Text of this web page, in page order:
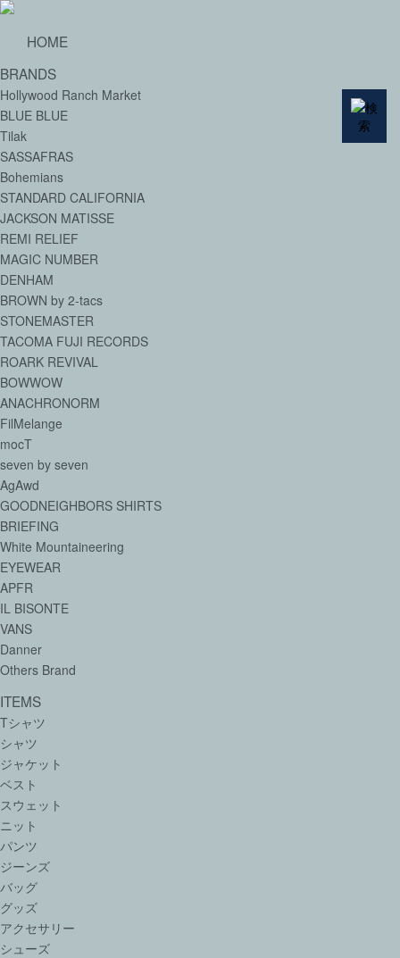
HOME
BRANDS
Hollywood Ranch Market
BLUE BLUE
Tilak
SASSAFRAS
Bohemians
STANDARD CALIFORNIA
JACKSON MATISSE
REMI RELIEF
MAGIC NUMBER
DENHAM
BROWN by 2-tacs
STONEMASTER
TACOMA FUJI RECORDS
ROARK REVIVAL
BOWWOW
ANACHRONORM
FilMelange
mocT
seven by seven
AgAwd
GOODNEIGHBORS SHIRTS
BRIEFING
White Mountaineering
EYEWEAR
APFR
IL BISONTE
VANS
Danner
Others Brand
ITEMS
Tシャツ
シャツ
ジャケット
ベスト
スウェット
ニット
パンツ
ジーンズ
バッグ
グッズ
アクセサリー
シューズ